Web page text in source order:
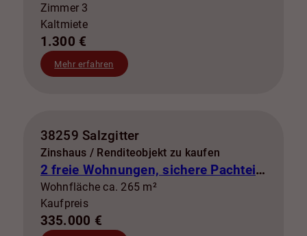
Zimmer 3
Kaltmiete
1.300 €
Mehr erfahren
38259 Salzgitter
Zinshaus / Renditeobjekt zu kaufen
2 freie Wohnungen, sichere Pachteinnahmen & eigene Stromerzeugung
Wohnfläche ca. 265 m²
Kaufpreis
335.000 €